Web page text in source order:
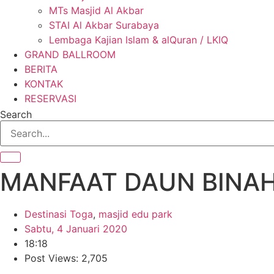
MTs Masjid Al Akbar
STAI Al Akbar Surabaya
Lembaga Kajian Islam & alQuran / LKIQ
GRAND BALLROOM
BERITA
KONTAK
RESERVASI
Search
MANFAAT DAUN
Destinasi Toga, masjid edu park
Sabtu, 4 Januari 2020
18:18
Post Views: 2,705